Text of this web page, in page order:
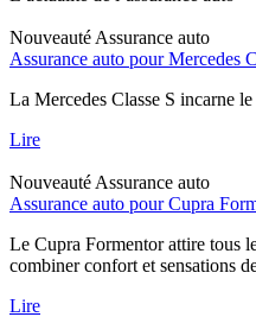
Nouveauté Assurance auto
Assurance auto pour Mercedes
La Mercedes Classe S incarne
Lire
Nouveauté Assurance auto
Assurance auto pour Cupra
Le Cupra Formentor attire tous
combiner confort et sensations
Lire